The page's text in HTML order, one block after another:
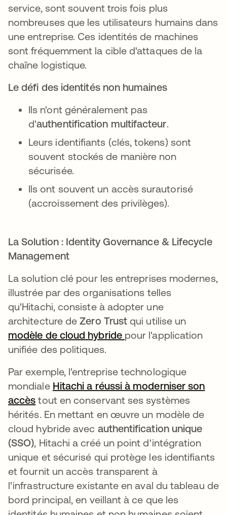
service, sont souvent trois fois plus
nombreuses que les utilisateurs humains dans
une entreprise. Ces identités de machines
sont fréquemment la cible d'attaques de la
chaîne logistique.
Le défi des identités non humaines
Ils n'ont généralement pas
d'authentification multifacteur.
Leurs identifiants (clés, tokens) sont
souvent stockés de manière non
sécurisée.
Ils ont souvent un accès surautorisé
(accroissement des privilèges).
La Solution : Identity Governance & Lifecycle
Management
La solution clé pour les entreprises modernes,
illustrée par des organisations telles
qu'Hitachi, consiste à adopter une
architecture deZero Trust qui utilise un
modèle de cloud hybride pour l'application
unifiée des politiques.
Par exemple, l'entreprise technologique
mondiale Hitachi a réussi à moderniser son
accès tout en conservant ses systèmes
hérités. En mettant en œuvre un modèle de
cloud hybride avec authentification unique
(SSO), Hitachi a créé un point d'intégration
unique et sécurisé qui protège les identifiants
et fournit un accès transparent à
l'infrastructure existante en aval du tableau de
bord principal, en veillant à ce que les